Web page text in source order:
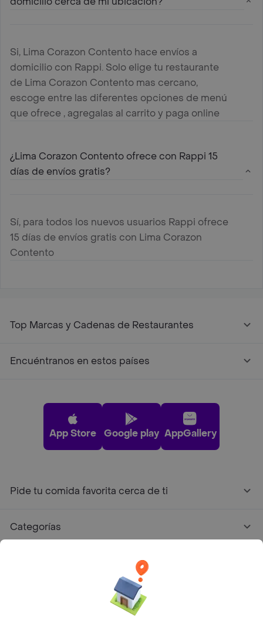
Si, Lima Corazon Contento hace envíos a
domicilio con Rappi. Solo elige tu restaurante
de Lima Corazon Contento mas cercano,
escoge entre las diferentes opciones de menú
que ofrece , agregalas al carrito y paga online
¿Lima Corazon Contento ofrece con Rappi 15
días de envíos gratis?
Sí, para todos los nuevos usuarios Rappi ofrece
15 días de envíos gratis con Lima Corazon
Contento
Top Marcas y Cadenas de Restaurantes
Encuéntranos en estos países
App Store Google play AppGallery
Pide tu comida favorita cerca de ti
Categorías